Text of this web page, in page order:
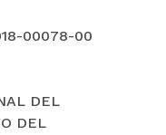
00078-00
DEL
DEL